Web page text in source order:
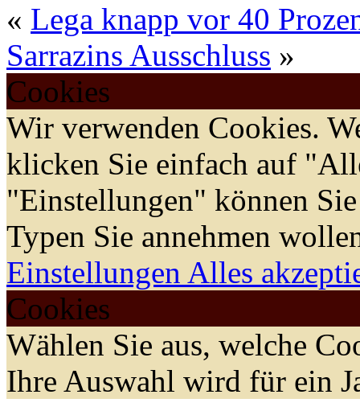
« Lega knapp vor 40
Sarrazins Ausschluss »
Cookies
Wir verwenden Cookies.
klicken Sie einfach auf
"Einstellungen" können
Typen Sie annehmen
Einstellungen Alles
Cookies
Wählen Sie aus, welche
Ihre Auswahl wird für ein